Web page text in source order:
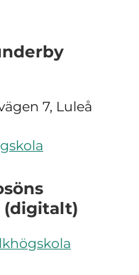
7, Luleå
(digitalt)